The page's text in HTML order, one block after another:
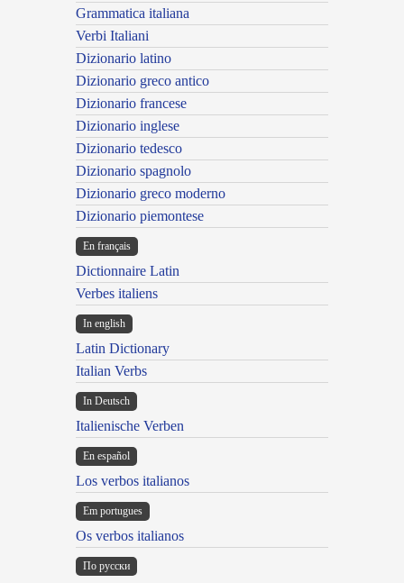
Grammatica italiana
Verbi Italiani
Dizionario latino
Dizionario greco antico
Dizionario francese
Dizionario inglese
Dizionario tedesco
Dizionario spagnolo
Dizionario greco moderno
Dizionario piemontese
En français
Dictionnaire Latin
Verbes italiens
In english
Latin Dictionary
Italian Verbs
In Deutsch
Italienische Verben
En español
Los verbos italianos
Em portugues
Os verbos italianos
По русски